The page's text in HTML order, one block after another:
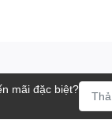
mãi đặc biệt?